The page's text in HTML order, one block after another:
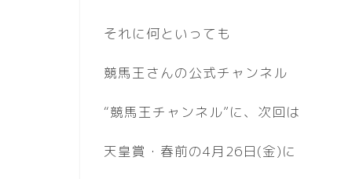
それに何といっても
競馬王さんの公式チャンネル
“競馬王チャンネル”に、次回は
天皇賞・春前の4月26日(金)に